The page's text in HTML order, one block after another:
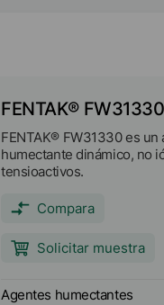
FENTAK® FW31330
FENTAK® FW31330 es un
humectante dinámico, no
tensioactivos.
Compara
Solicitar muestra
Agentes humectantes